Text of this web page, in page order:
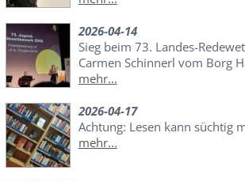
2026-04-14
Sieg beim 73. Landes-
Carmen Schinnerl vom Borg
mehr...
2026-04-17
Achtung: Lesen kann süchtig
mehr...